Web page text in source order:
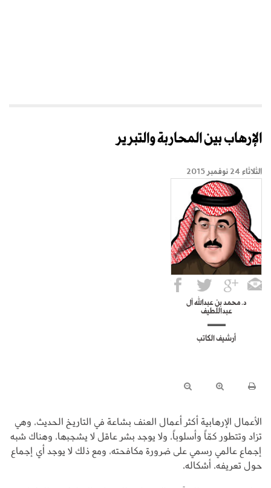
الإرهاب بين المحاربة والتبرير
الثلاثاء 24 نوفمبر 2015
د. محمد بن عبدالله آل
عبداللطيف
أرشيف الكاتب
الأعمال الإرهابية أكثر أعمال العنف بشاعة في التاريخ الحديث، وهي
تزاد وتتطور كمّاً وأسلوباً، ولا يوجد بشر عاقل لا يشجبها، وهناك شبه
إجماع عالمي رسمي على ضرورة مكافحته، ومع ذلك لا يوجد أي إجماع
حول تعريفه، أشكاله،